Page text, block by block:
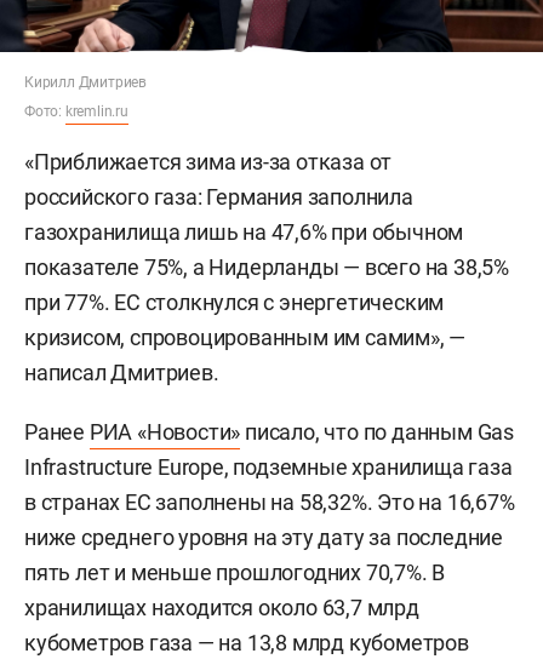
Кирилл Дмитриев
Фото: kremlin.ru
«Приближается зима из-за отказа от
российского газа: Германия заполнила
газохранилища лишь на 47,6% при обычном
показателе 75%, а Нидерланды — всего на 38,5%
при 77%. ЕС столкнулся с энергетическим
кризисом, спровоцированным им самим», —
написал Дмитриев.
Ранее РИА «Новости» писало, что по данным Gas
Infrastructure Europe, подземные хранилища газа
в странах ЕС заполнены на 58,32%. Это на 16,67%
ниже среднего уровня на эту дату за последние
пять лет и меньше прошлогодних 70,7%. В
хранилищах находится около 63,7 млрд
кубометров газа — на 13,8 млрд кубометров